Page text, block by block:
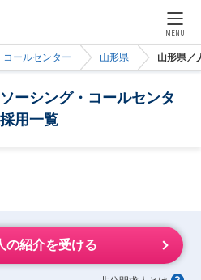
MENU
コールセンター 山形県 山形県／
ーシング・コールセンタ
用一覧
の紹介を受ける